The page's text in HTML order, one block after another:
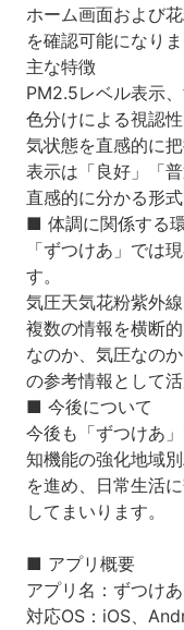
ホーム画面および
を確認可能になりま
主な特徴
PM2.5レベル表示
色分けによる視認
気状態を直感的に
表示は「良好」「
直感的に分かる形式
■ 体調に関係する
「ずつけあ」では
す。
気圧天気花粉紫外
複数の情報を横断
なのか、気圧なの
の参考情報として活
■ 今後について
今後も「ずつけあ
知機能の強化地域
を進め、日常生活
してまいります。
■ アプリ概要
アプリ名：ずつけあ
対応OS：iOS、